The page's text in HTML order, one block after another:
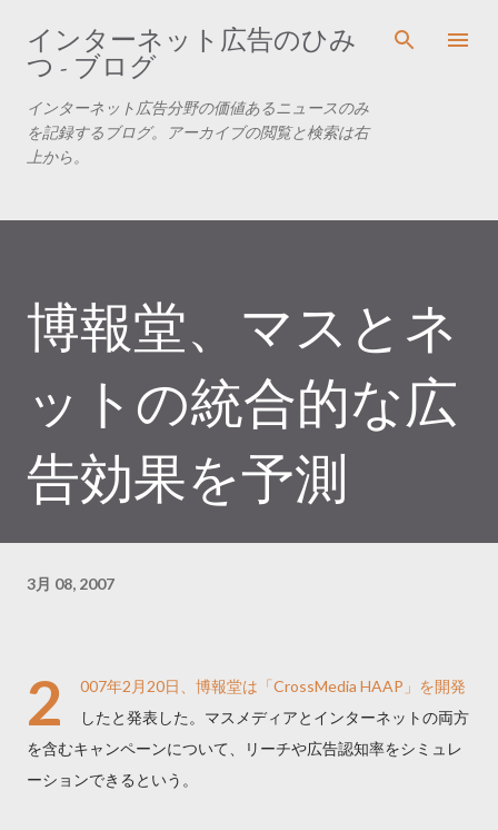
スキップしてメイン コンテンツに移動
インターネット広告のひみ
つ - ブログ
インターネット広告分野の価値あるニュースのみ
を記録するブログ。アーカイブの閲覧と検索は右
上から。
博報堂、マスとネ
ットの統合的な広
告効果を予測
3月 08, 2007
2
007年2月20日、博報堂は「CrossMedia HAAP」を開発
したと発表した。マスメディアとインターネットの両方
を含むキャンペーンについて、リーチや広告認知率をシミュレ
ーションできるという。